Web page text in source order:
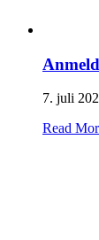
7. juli
Read